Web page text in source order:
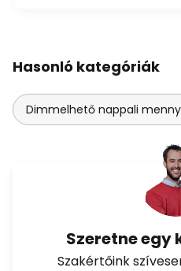
Hasonló kategóriák
Dimmelhető nappali
Szeretne
Szakértőink